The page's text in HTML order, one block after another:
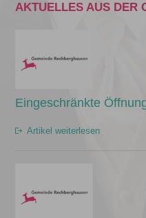
AKTUELLES AUS DER
Eingeschränkte
Artikel weiterlesen